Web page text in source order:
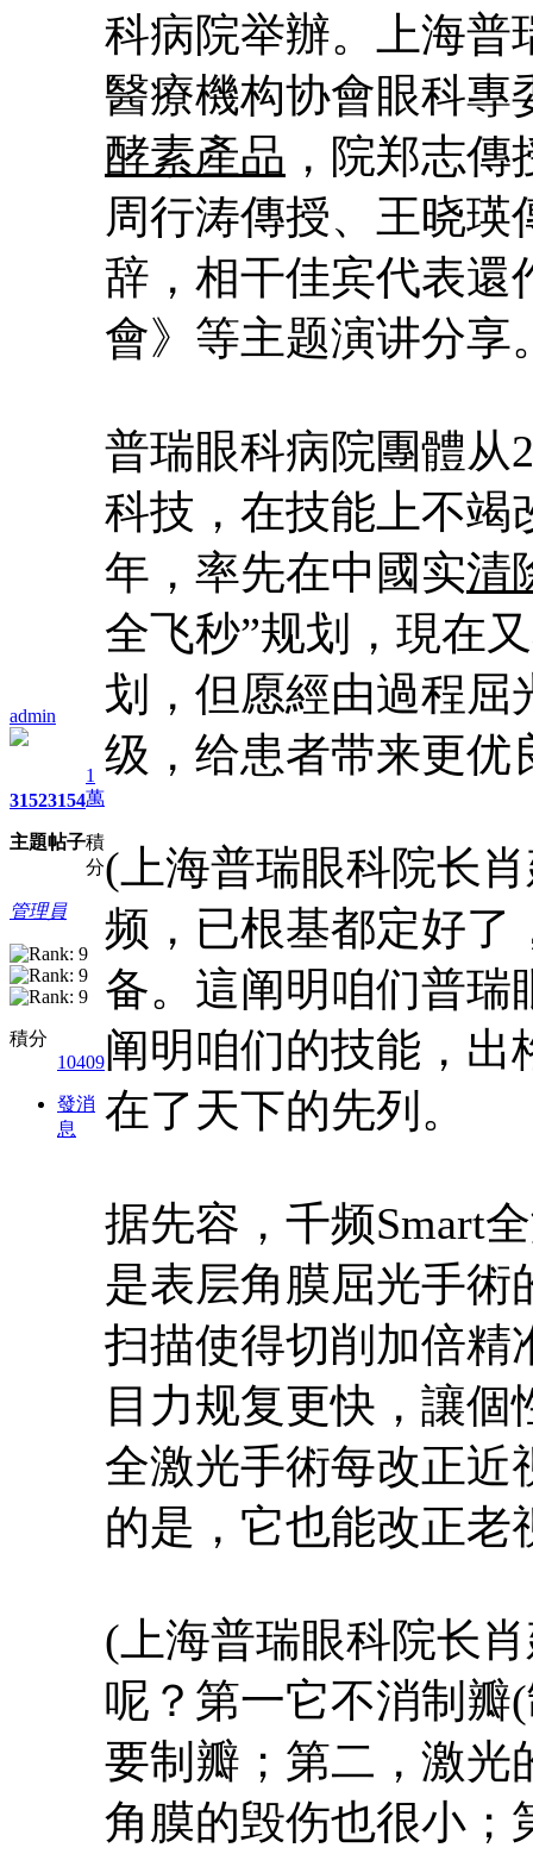
admin
3152
主題
3154
帖子
1
萬
積
分
管理員
積分
10409
發消
息
科病院举辦。上海普
醫療機构协會眼科專
酵素產品 ，院郑志
周行涛傳授、王晓
辞，相干佳宾代表還
會》等主题演讲分享
普瑞眼科病院團體从
科技，在技能上不竭
年，率先在中國实清
全飞秒”规划，現在
划，但愿經由過程屈
级，给患者带来更优
(上海普瑞眼科院长
频，已根基都定好了
备。這阐明咱们普瑞
阐明咱们的技能，出
在了天下的先列。
据先容，千频Smart
是表层角膜屈光手術
扫描使得切削加倍精
目力规复更快，讓個
全激光手術每改正近
的是，它也能改正老
(上海普瑞眼科院长
呢？第一它不消制瓣
要制瓣；第二，激光
角膜的毁伤也很小；